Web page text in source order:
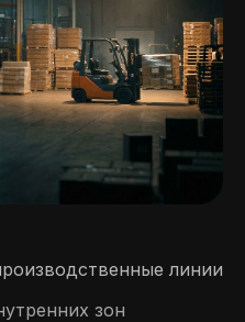
линии
зон